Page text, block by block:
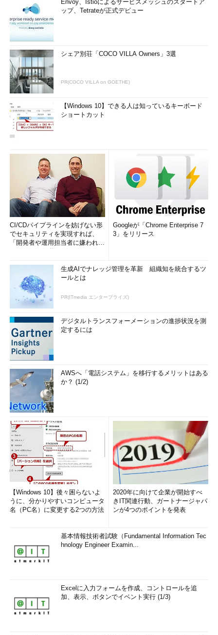
Envoy、Istioによるサービスメッシュのスタートア
ップ、Tetrateが正式デビュー
シェア別荘「COCO VILLA Owners」3選
PR(COCO VILLA on GOETHE)
【Windows 10】できる人は知っているキーボード
ショートカット
CI/CDパイプラインを妨げない形
でセキュリティを実現すれば、
「開発者や運用担当者に嫌われな
Googleが「Chrome Enterprise 7
3」をリリース
生成AIでナレッジ管理を革新 組織知を統合するツ
ールとは
PR(ITmedia エンタープライズ)
デジタルトランスフォーメーションの進捗状況を測
定するには
AWSへ「電話システム」を移行するメリットはある
か？ (1/2)
【Windows 10】後々困らないよ
うに、分かりやすいコンピュータ
名（PC名）に変更する2つの方法
2020年に向けて企業が開始すべ
きIT関連行動、ガートナージャパ
ンが4つのポイントを発表
基本情報技術者試験（Fundamental Information Tec
hnology Engineer Examin...
Excelに入力フォームを作成、コントロールを追
加、表示、ボタンでイベント実行 (1/3)